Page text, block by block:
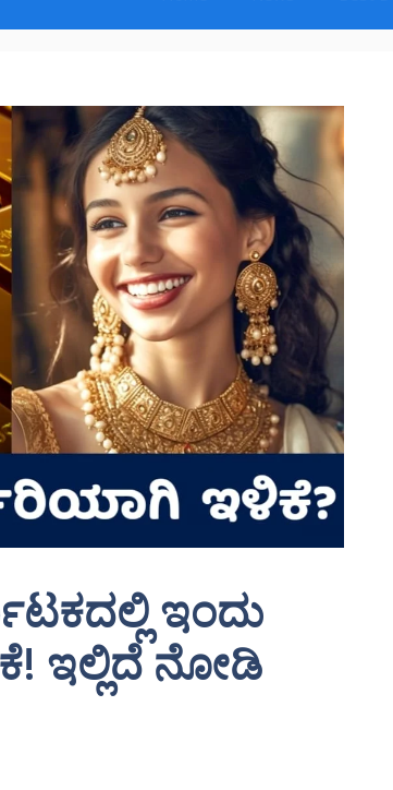
ಇಂದು
ಇಲ್ಲಿದೆ ನೋಡಿ